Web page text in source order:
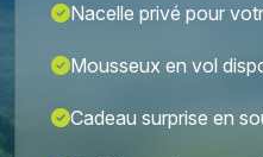
Nacelle privé pour
Mousseux en vol
Cadeau surprise en